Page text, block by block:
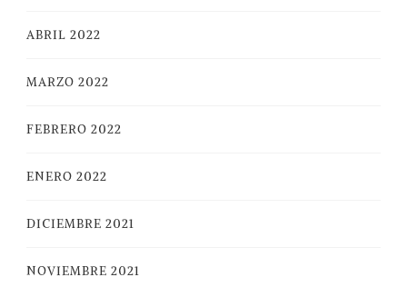
ABRIL 2022
MARZO 2022
FEBRERO 2022
ENERO 2022
DICIEMBRE 2021
NOVIEMBRE 2021